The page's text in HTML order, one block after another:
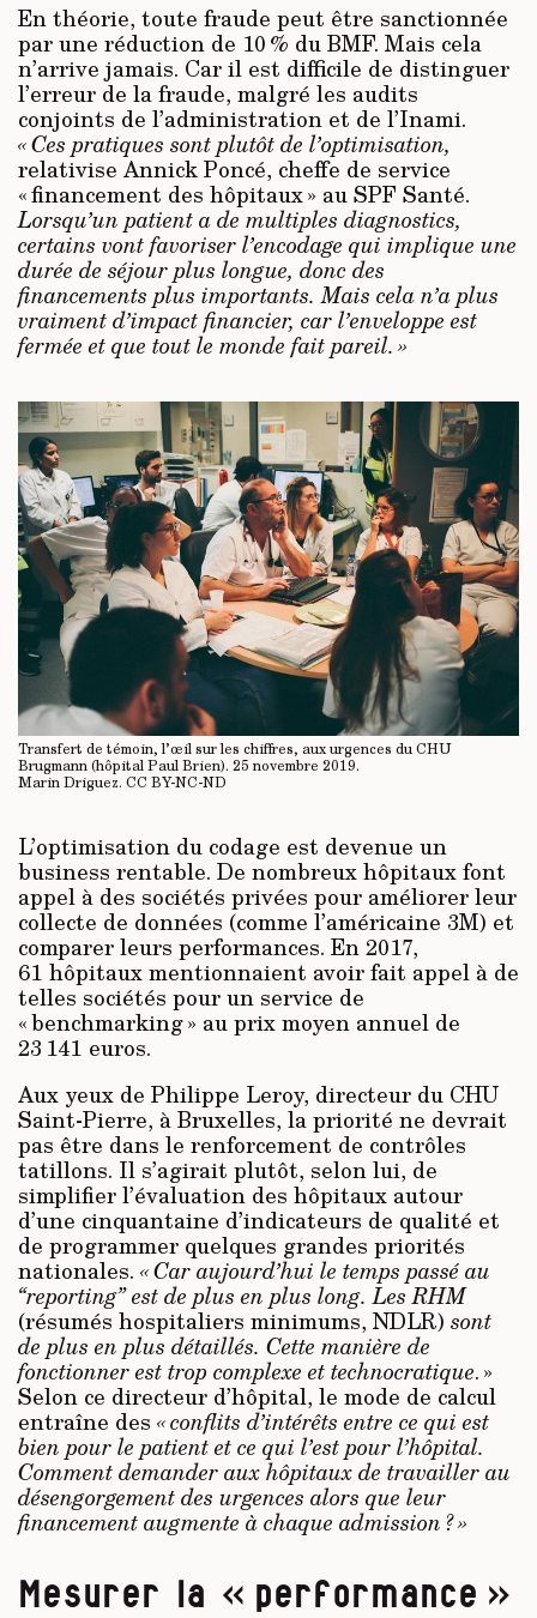
En théorie, toute fraude peut être sanctionnée
par une réduction de 10 % du BMF. Mais cela
n’arrive jamais. Car il est difficile de distinguer
l’erreur de la fraude, malgré les audits
conjoints de l’administration et de l’Inami.
« Ces pratiques sont plutôt de l’optimisation,
relativise Annick Poncé, cheffe de service
« financement des hôpitaux » au SPF Santé.
Lorsqu’un patient a de multiples diagnostics,
certains vont favoriser l’encodage qui implique une
durée de séjour plus longue, donc des
financements plus importants. Mais cela n’a plus
vraiment d’impact financier, car l’enveloppe est
fermée et que tout le monde fait pareil. »
Transfert de témoin, l’œil sur les chiffres, aux urgences du CHU
Brugmann (hôpital Paul Brien). 25 novembre 2019.
Marin Driguez. CC BY-NC-ND
L’optimisation du codage est devenue un
business rentable. De nombreux hôpitaux font
appel à des sociétés privées pour améliorer leur
collecte de données (comme l’américaine 3M) et
comparer leurs performances. En 2017,
61 hôpitaux mentionnaient avoir fait appel à de
telles sociétés pour un service de
« benchmarking » au prix moyen annuel de
23 141 euros.
Aux yeux de Philippe Leroy, directeur du CHU
Saint-Pierre, à Bruxelles, la priorité ne devrait
pas être dans le renforcement de contrôles
tatillons. Il s’agirait plutôt, selon lui, de
simplifier l’évaluation des hôpitaux autour
d’une cinquantaine d’indicateurs de qualité et
de programmer quelques grandes priorités
nationales. « Car aujourd’hui le temps passé au
“reporting” est de plus en plus long. Les RHM
(résumés hospitaliers minimums, NDLR) sont
de plus en plus détaillés. Cette manière de
fonctionner est trop complexe et technocratique. »
Selon ce directeur d’hôpital, le mode de calcul
entraîne des « conflits d’intérêts entre ce qui est
bien pour le patient et ce qui l’est pour l’hôpital.
Comment demander aux hôpitaux de travailler au
désengorgement des urgences alors que leur
financement augmente à chaque admission ? »
Mesurer la « performance »